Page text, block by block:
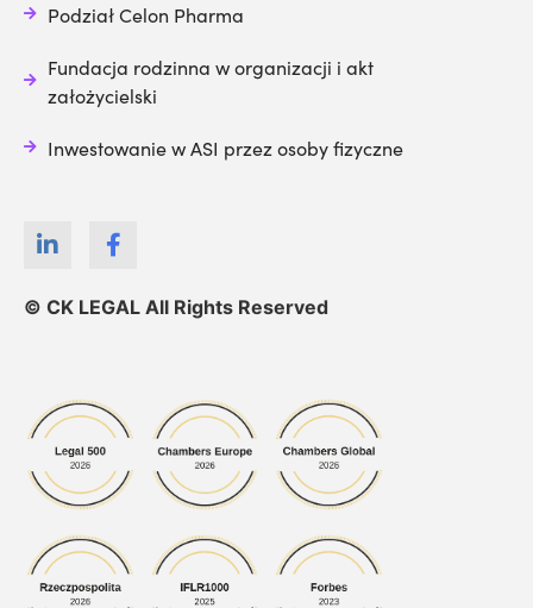
© CK LEGAL All Rights Reserved
Podział Celon Pharma
Fundacja rodzinna w organizacji i akt
założycielski
Inwestowanie w ASI przez osoby fizyczne